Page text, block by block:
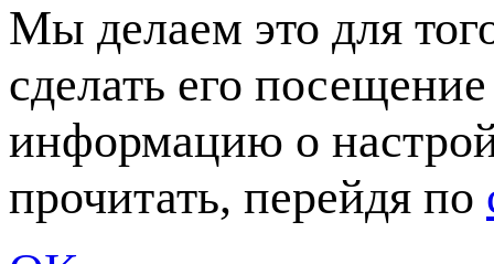
Мы делаем это для
сделать его
информацию о
прочитать, перейдя по